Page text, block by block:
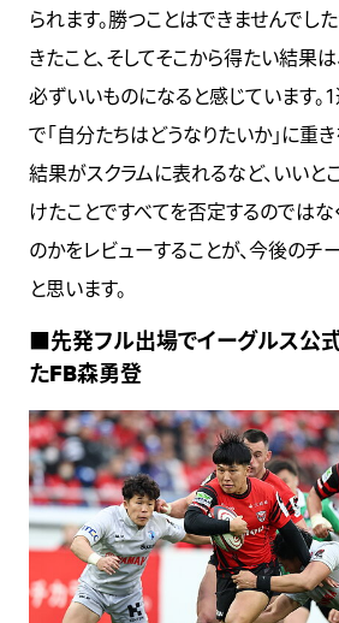
られます。勝つことはできませんでし
きたこと、そしてそこから得たい結果
必ずいいものになると感じています。
で「自分たちはどうなりたいか」に重
結果がスクラムに表れるなど、いいと
けたことですべてを否定するのではな
のかをレビューすることが、今後のチ
と思います。
■先発フル出場でイーグルス公
たFB森勇登